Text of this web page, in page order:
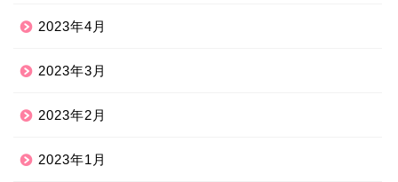
2023年4月
2023年3月
2023年2月
2023年1月